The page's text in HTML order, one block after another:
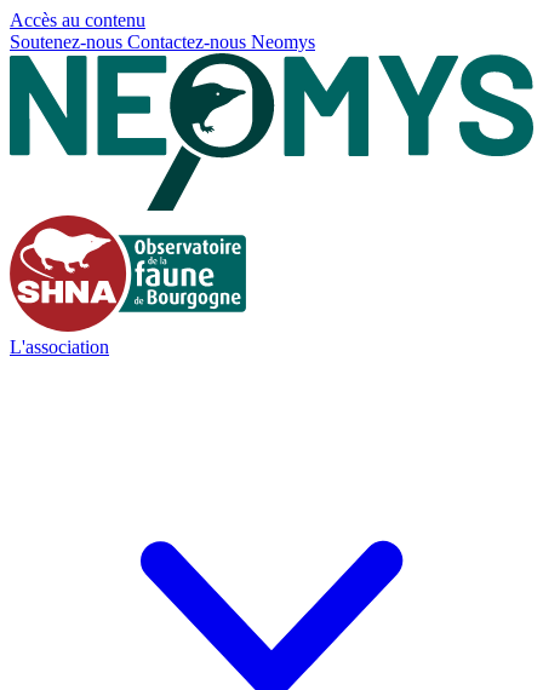
Accès au contenu
Soutenez-nous Contactez-nous Neomys
L'association
Panneau de gestion des cookies